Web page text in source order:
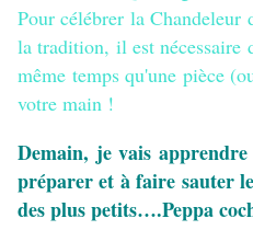
Pour célébrer la Chandeleur
la tradition, il est nécessaire
même temps qu'une pièce
votre main !
Demain, je vais apprendre
préparer et à faire sauter
des plus petits….Peppa